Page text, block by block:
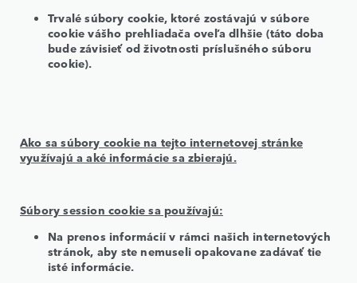
Trvalé súbory cookie, ktoré zostávajú v súbore
cookie vášho prehliadača oveľa dlhšie (táto doba
bude závisieť od životnosti príslušného súboru
cookie).
Ako sa súbory cookie na tejto internetovej stránke
využívajú a aké informácie sa zbierajú.
Súbory session cookie sa používajú:
Na prenos informácií v rámci našich internetových
stránok, aby ste nemuseli opakovane zadávať tie
isté informácie.